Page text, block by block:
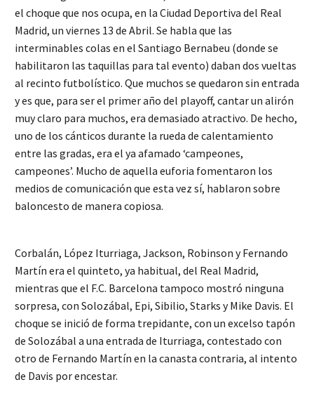
el choque que nos ocupa, en la Ciudad Deportiva del Real
Madrid, un viernes 13 de Abril. Se habla que las
interminables colas en el Santiago Bernabeu (donde se
habilitaron las taquillas para tal evento) daban dos vueltas
al recinto futbolístico. Que muchos se quedaron sin entrada
y es que, para ser el primer año del playoff, cantar un alirón
muy claro para muchos, era demasiado atractivo. De hecho,
uno de los cánticos durante la rueda de calentamiento
entre las gradas, era el ya afamado ‘campeones,
campeones’. Mucho de aquella euforia fomentaron los
medios de comunicación que esta vez sí, hablaron sobre
baloncesto de manera copiosa.
Corbalán, López Iturriaga, Jackson, Robinson y Fernando
Martín era el quinteto, ya habitual, del Real Madrid,
mientras que el F.C. Barcelona tampoco mostró ninguna
sorpresa, con Solozábal, Epi, Sibilio, Starks y Mike Davis. El
choque se inició de forma trepidante, con un excelso tapón
de Solozábal a una entrada de Iturriaga, contestado con
otro de Fernando Martín en la canasta contraria, al intento
de Davis por encestar.